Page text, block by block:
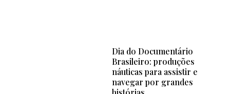
Dia do Documentário
Brasileiro: produções
náuticas para assistir e
navegar por grandes